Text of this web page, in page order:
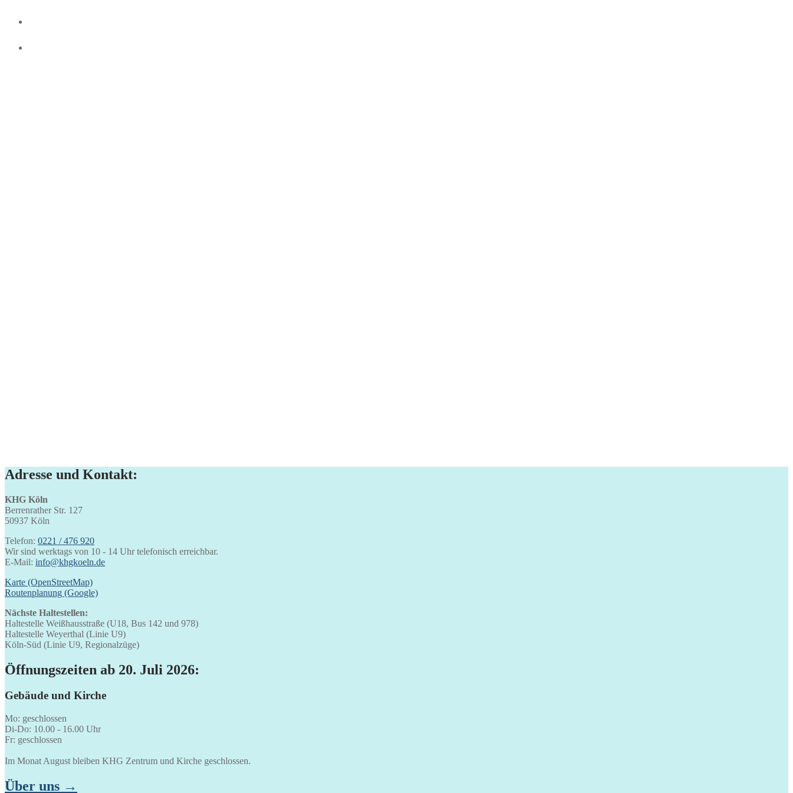
Adresse und Kontakt:
KHG Köln
Berrenrather Str. 127
50937 Köln
Telefon: 0221 / 476 920
Wir sind werktags von 10 - 14 Uhr telefonisch erreichbar.
E-Mail: info@khgkoeln.de
Karte (OpenStreetMap)
Routenplanung (Google)
Nächste Haltestellen:
Haltestelle Weißhausstraße (U18, Bus 142 und 978)
Haltestelle Weyerthal (Linie U9)
Köln-Süd (Linie U9, Regionalzüge)
Öffnungszeiten ab 20. Juli 2026:
Gebäude und Kirche
Mo: geschlossen
Di-Do: 10.00 - 16.00 Uhr
Fr: geschlossen
Im Monat August bleiben KHG Zentrum und Kirche geschlossen.
Über uns →